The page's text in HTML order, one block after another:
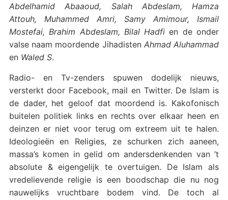
Abdelhamid Abaaoud, Salah Abdeslam, Hamza
Attouh, Muhammed Amri, Samy Amimour, Ismail
Mostefai, Brahim Abdeslam, Bilal Hadfi en de onder
valse naam moordende Jihadisten Ahmad Aluhammad
en Waled S.
Radio- en Tv-zenders spuwen dodelijk nieuws,
versterkt door Facebook, mail en Twitter. De Islam is
de dader, het geloof dat moordend is. Kakofonisch
buitelen politiek links en rechts over elkaar heen en
deinzen er niet voor terug om extreem uit te halen.
Ideologieën en Religies, ze schurken zich aaneen,
massa’s komen in gelid om andersdenkenden van ’t
absolute & eigengelijk te overtuigen. De Islam als
vredelievende religie is een boodschap die nu nog
nauwelijks vruchtbare bodem vind. De toch al